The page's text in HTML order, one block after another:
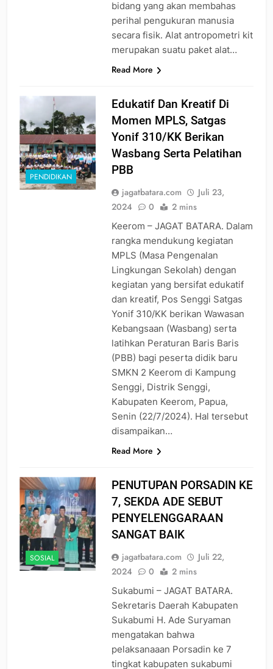
bidang yang akan membahas
perihal pengukuran manusia
secara fisik. Alat antropometri kit
merupakan suatu paket alat…
Read More
PENDIDIKAN
Edukatif Dan Kreatif Di
Momen MPLS, Satgas
Yonif 310/KK Berikan
Wasbang Serta Pelatihan
PBB
jagatbatara.com
Juli 23,
2024
0 2 mins
Keerom – JAGAT BATARA. Dalam
rangka mendukung kegiatan
MPLS (Masa Pengenalan
Lingkungan Sekolah) dengan
kegiatan yang bersifat edukatif
dan kreatif, Pos Senggi Satgas
Yonif 310/KK berikan Wawasan
Kebangsaan (Wasbang) serta
latihkan Peraturan Baris Baris
(PBB) bagi peserta didik baru
SMKN 2 Keerom di Kampung
Senggi, Distrik Senggi,
Kabupaten Keerom, Papua,
Senin (22/7/2024). Hal tersebut
disampaikan…
Read More
SOSIAL
PENUTUPAN PORSADIN KE
7, SEKDA ADE SEBUT
PENYELENGGARAAN
SANGAT BAIK
jagatbatara.com
Juli 22,
2024
0 2 mins
Sukabumi – JAGAT BATARA.
Sekretaris Daerah Kabupaten
Sukabumi H. Ade Suryaman
mengatakan bahwa
pelaksanaaan Porsadin ke 7
tingkat kabupaten sukabumi